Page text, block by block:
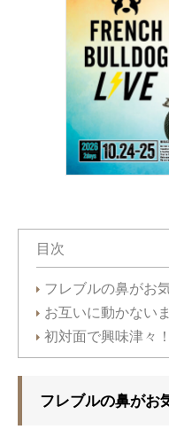
目次
フレブルの鼻がお
お互いに動かない
初対面で興味津々！
フレブルの鼻がお